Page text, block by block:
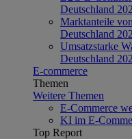
Deutschland
Marktanteile
Deutschland
Umsatzstarke
Deutschland
E-commerce
Themen
Weitere Themen
E-Commerce
KI im E-
Top Report